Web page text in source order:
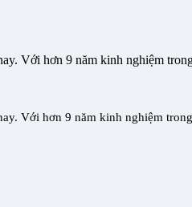
Với hơn 9 năm kinh nghiệm
Với hơn 9 năm kinh nghiệm